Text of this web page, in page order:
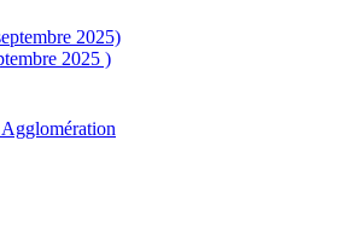
2025)
2025 )